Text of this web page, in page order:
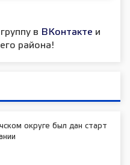
в ВКонтакте и
района!
округе был дан старт